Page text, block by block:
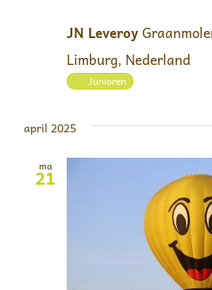
JN Leveroy
Limburg, Nederland
Junioren
april 2025
ma
21